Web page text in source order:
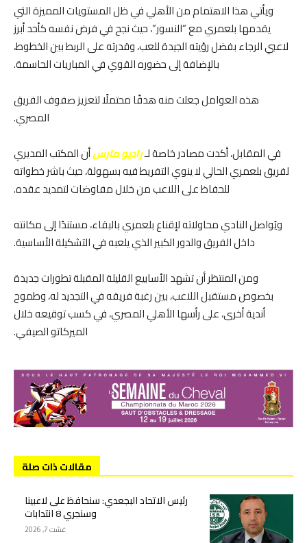
ويأتي هذا الاهتمام من الأهلي في ظل المستويات المميزة التي
يقدمها بلعمري مع “النسور”، حيث نجح في فرض نفسه كأحد أبرز
لاعبي الرجاء بفضل رؤيته الجيدة للعب، وقدرته على الربط بين الخطوط،
بالإضافة إلى حضوره القوي في المباريات الحاسمة.
هذه العوامل جعلت منه هدفًا محتملًا لتعزيز صفوف الفريق
المصري.
في المقابل، أكدت مصادر خاصة لـراديو مارسأن المكتب المديري
لفريق بلعمري الحالي لا ينوي التفريط فيه بسهولة، حيث باشر خطواته
للحفاظ على اللاعب من خلال مفاوضات لتمديد عقده.
ويُواصل النادي محاولاته لإقناع بلعمري بالبقاء، مستندًا إلى مكانته
داخل الفريق والدور الكبير الذي يلعبه في التشكيلة الأساسية.
ومن المنتظر أن تشهد الأسابيع القليلة المقبلة تطورات جديدة
بخصوص مستقبل اللاعب، بين رغبة فريقه في التجديد له، وطموح
أندية أخرى، على رأسها الأهلي المصري، في كسب توقيعه خلال
الميركاتو الصيفي.
مقالات ذات صلة
رئيس الاتحاد البجعدي: سنحافظ على لاعبينا
وسنجري 8 انتدابات
غشت 7, 2026